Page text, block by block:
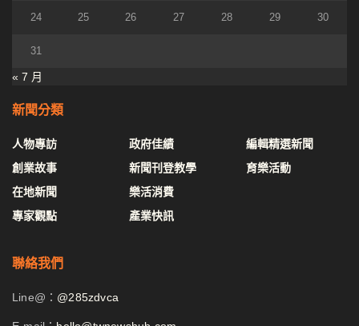
24 25 26 27 28 29 30
31
« 7 月
新聞分類
人物專訪
創業故事
在地新聞
專家觀點
政府佳績
新聞刊登教學
樂活消費
產業快訊
編輯精選新聞
育樂活動
聯絡我們
Line@： @285zdvca